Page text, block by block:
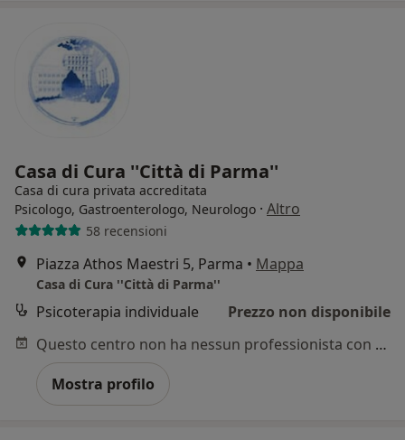
Casa di Cura ''Città di Parma''
Casa di cura privata accreditata
Psicologo, Gastroenterologo, Neurologo · Altro
58 recensioni
Piazza Athos Maestri 5, Parma • Mappa
Casa di Cura ''Città di Parma''
Psicoterapia individuale
Prezzo non disponibile
Questo centro non ha nessun professionista con date disponibili
Mostra profilo